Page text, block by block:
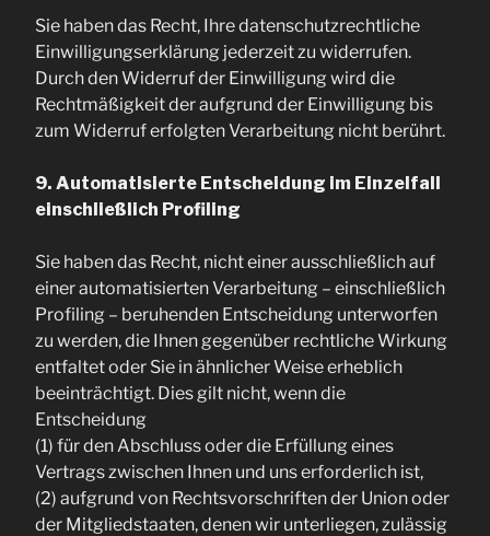
Sie haben das Recht, Ihre datenschutzrechtliche
Einwilligungserklärung jederzeit zu widerrufen.
Durch den Widerruf der Einwilligung wird die
Rechtmäßigkeit der aufgrund der Einwilligung bis
zum Widerruf erfolgten Verarbeitung nicht berührt.
9. Automatisierte Entscheidung im Einzelfall
einschließlich Profiling
Sie haben das Recht, nicht einer ausschließlich auf
einer automatisierten Verarbeitung – einschließlich
Profiling – beruhenden Entscheidung unterworfen
zu werden, die Ihnen gegenüber rechtliche Wirkung
entfaltet oder Sie in ähnlicher Weise erheblich
beeinträchtigt. Dies gilt nicht, wenn die
Entscheidung
(1) für den Abschluss oder die Erfüllung eines
Vertrags zwischen Ihnen und uns erforderlich ist,
(2) aufgrund von Rechtsvorschriften der Union oder
der Mitgliedstaaten, denen wir unterliegen, zulässig